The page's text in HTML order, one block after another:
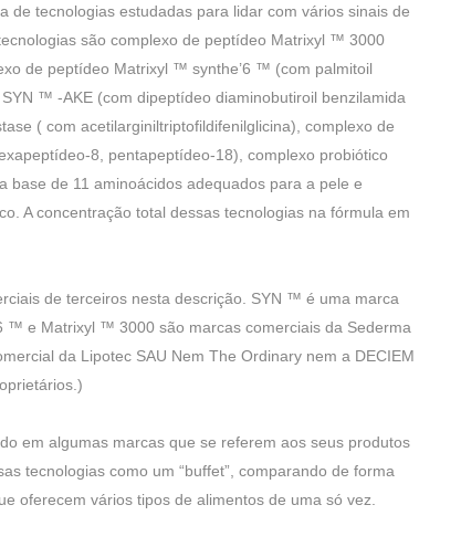
de tecnologias estudadas para lidar com vários sinais de
são complexo de peptídeo Matrixyl ™ 3000
de peptídeo Matrixyl ™ synthe’6 ™ (com palmitoil
™ -AKE (com dipeptídeo diaminobutiroil benzilamida
( com acetilarginiltriptofildifenilglicina), complexo de
8, pentapeptídeo-18), complexo probiótico
base de 11 aminoácidos adequados para a pele e
A concentração total dessas tecnologias na fórmula em
de terceiros nesta descrição. SYN ™ é uma marca
™ e Matrixyl ™ 3000 são marcas comerciais da Sederma
da Lipotec SAU Nem The Ordinary nem a DECIEM
em algumas marcas que se referem aos seus produtos
tecnologias como um “buffet”, comparando de forma
oferecem vários tipos de alimentos de uma só vez.